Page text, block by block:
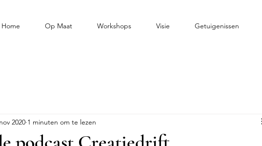
Home Op Maat Workshops Visie Getuigenissen
2020 1 minuten om te lezen